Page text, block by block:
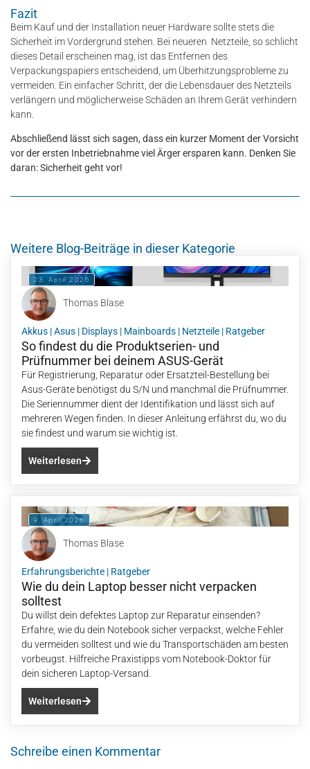
Fazit
Beim Kauf und der Installation neuer Hardware sollte stets die
Sicherheit im Vordergrund stehen. Bei neueren Netzteile, so schlicht
dieses Detail erscheinen mag, ist das Entfernen des
Verpackungspapiers entscheidend, um Überhitzungsprobleme zu
vermeiden. Ein einfacher Schritt, der die Lebensdauer des Netzteils
verlängern und möglicherweise Schäden an Ihrem Gerät verhindern
kann.
Abschließend lässt sich sagen, dass ein kurzer Moment der Vorsicht
vor der ersten Inbetriebnahme viel Ärger ersparen kann. Denken Sie
daran: Sicherheit geht vor!
Weitere Blog-Beiträge in dieser Kategorie
23. April 2026
Thomas Blase
Akkus |Asus | Displays | Mainboards | Netzteile | Ratgeber
So findest du die Produktserien- und
Prüfnummer bei deinem ASUS-Gerät
Für Registrierung, Reparatur oder Ersatzteil-Bestellung bei
Asus-Geräte benötigst du S/N und manchmal die Prüfnummer.
Die Seriennummer dient der Identifikation und lässt sich auf
mehreren Wegen finden. In dieser Anleitung erfährst du, wo du
sie findest und warum sie wichtig ist.
Weiterlesen
9. April 2026
Thomas Blase
Erfahrungsberichte | Ratgeber
Wie du dein Laptop besser nicht verpacken
solltest
Du willst dein defektes Laptop zur Reparatur einsenden?
Erfahre, wie du dein Notebook sicher verpackst, welche Fehler
du vermeiden solltest und wie du Transportschäden am besten
vorbeugst. Hilfreiche Praxistipps vom Notebook-Doktor für
dein sicheren Laptop-Versand.
Weiterlesen
Schreibe einen Kommentar